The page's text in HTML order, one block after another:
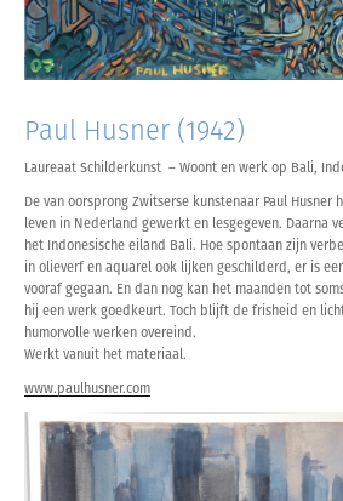
Paul Husner (1942)
Laureaat Schilderkunst – Woont en werk op Bali,
De van oorsprong Zwitserse kunstenaar Paul
leven in Nederland gewerkt en lesgegeven. Daarna
het Indonesische eiland Bali. Hoe spontaan zijn
in olieverf en aquarel ook lijken geschilderd, er is
vooraf gegaan. En dan nog kan het maanden tot
hij een werk goedkeurt. Toch blijft de frisheid en
humorvolle werken overeind.
Werkt vanuit het materiaal.
www.paulhusner.com